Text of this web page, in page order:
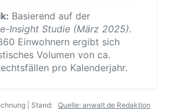
Basierend auf der
Insight Studie (März 2025).
Einwohnern ergibt sich
Volumen von ca.
pro Kalenderjahr.
| Stand:
Quelle: anwalt.de Redaktion